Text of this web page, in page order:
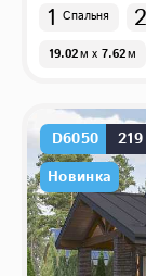
1 Спальня 2
19.02м x 7.62м
D6050
Новинка